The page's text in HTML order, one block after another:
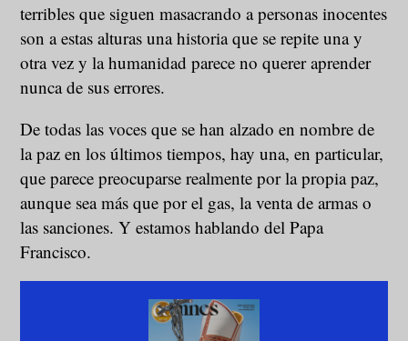
terribles que siguen masacrando a personas inocentes
son a estas alturas una historia que se repite una y
otra vez y la humanidad parece no querer aprender
nunca de sus errores.
De todas las voces que se han alzado en nombre de
la paz en los últimos tiempos, hay una, en particular,
que parece preocuparse realmente por la propia paz,
aunque sea más que por el gas, la venta de armas o
las sanciones. Y estamos hablando del Papa
Francisco.